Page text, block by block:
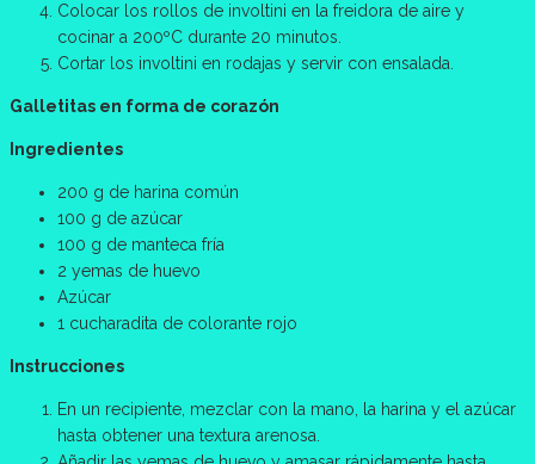
Colocar los rollos de involtini en la freidora de aire y
cocinar a 200ºC durante 20 minutos.
Cortar los involtini en rodajas y servir con ensalada.
Galletitas en forma de corazón
Ingredientes
200 g de harina común
100 g de azúcar
100 g de manteca fría
2 yemas de huevo
Azúcar
1 cucharadita de colorante rojo
Instrucciones
En un recipiente, mezclar con la mano, la harina y el azúcar
hasta obtener una textura arenosa.